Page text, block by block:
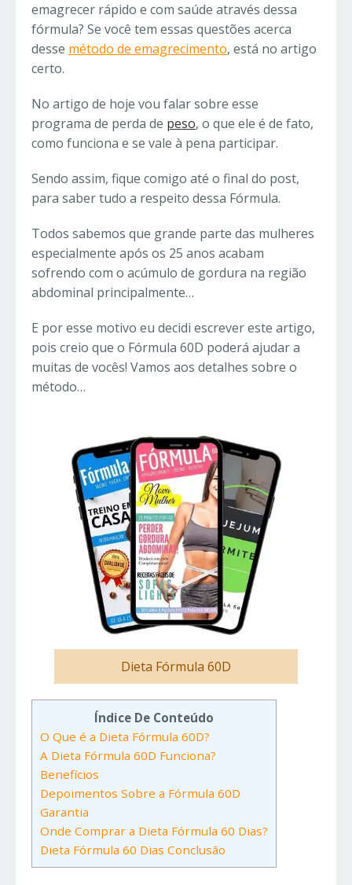
emagrecer rápido e com saúde através dessa
fórmula? Se você tem essas questões acerca
desse método de emagrecimento, está no artigo
certo.
No artigo de hoje vou falar sobre esse
programa de perda de peso, o que ele é de fato,
como funciona e se vale à pena participar.
Sendo assim, fique comigo até o final do post,
para saber tudo a respeito dessa Fórmula.
Todos sabemos que grande parte das mulheres
especialmente após os 25 anos acabam
sofrendo com o acúmulo de gordura na região
abdominal principalmente…
E por esse motivo eu decidi escrever este artigo,
pois creio que o Fórmula 60D poderá ajudar a
muitas de vocês! Vamos aos detalhes sobre o
método…
Dieta Fórmula 60D
Índice De Conteúdo
O Que é a Dieta Fórmula 60D?
A Dieta Fórmula 60D Funciona?
Benefícios
Depoimentos Sobre a Fórmula 60D
Garantia
Onde Comprar a Dieta Fórmula 60 Dias?
Dieta Fórmula 60 Dias Conclusão